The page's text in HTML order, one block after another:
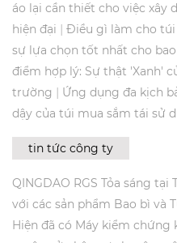
áo lại cần thiết cho việc xây
hiện đại | Điều gì làm cho
sự lựa chọn tốt nhất cho
điểm hợp lý: Sự thật 'Xanh'
trường | Ứng dụng đa kịch
dậy của túi mua sắm tái sử
tin tức công ty
QINGDAO RGS Tỏa sáng tại
với các sản phẩm Bao bì và
Hiện đã có Máy kiểm chứng